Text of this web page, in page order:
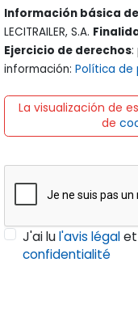
Ejercicio de derechos
información:Política de
La visualización de
J'ai lul'avis légalet